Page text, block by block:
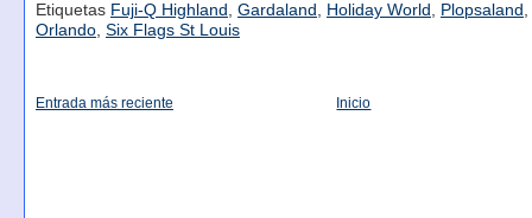
Etiquetas Fuji-Q Highland , Gardaland , Holiday World , Plopsaland ,
Orlando, Six Flags St Louis
Entrada más reciente Inicio